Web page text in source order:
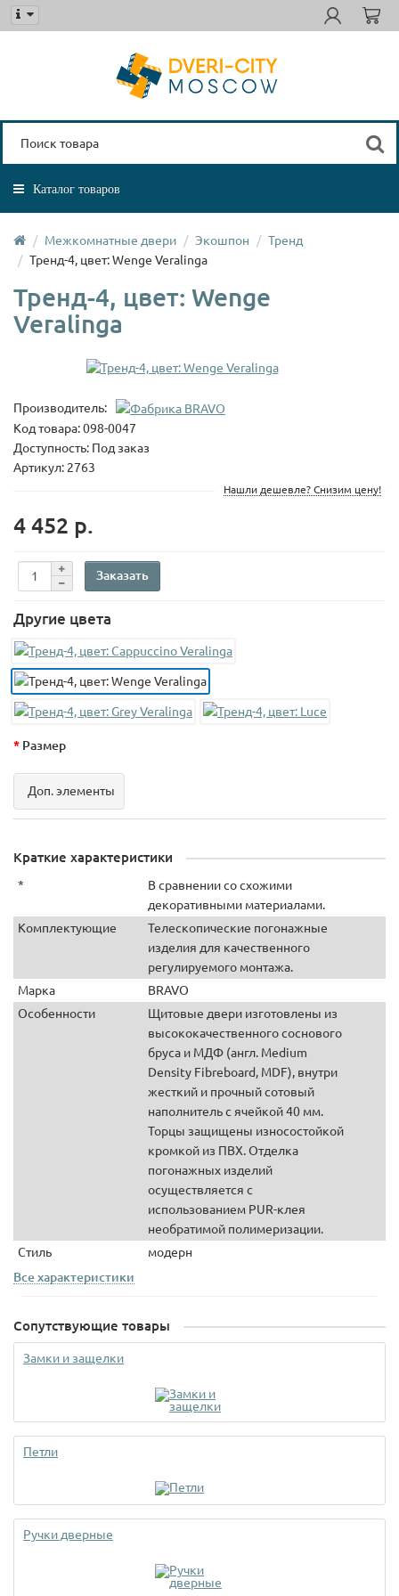
Каталог товаров
Межкомнатные двери Экошпон
Тренд
Тренд-4, цвет: Wenge Veralinga
Тренд-4, цвет: Wenge
Veralinga
Производитель:
Код товара:098-0047
Доступность: Под заказ
Артикул: 2763
Нашли дешевле? Снизим цену!
4 452 р.
Заказать
Другие цвета
Размер
Доп. элементы
Краткие характеристики
*
В сравнении со схожими
декоративными материалами.
Комплектующие
Телескопические погонажные
изделия для качественного
регулируемого монтажа.
Марка
BRAVO
Особенности
Щитовые двери изготовлены из
высококачественного соснового
бруса и МДФ (англ. Medium
Density Fibreboard, MDF), внутри
жесткий и прочный сотовый
наполнитель с ячейкой 40 мм.
Торцы защищены износостойкой
кромкой из ПВХ. Отделка
погонажных изделий
осуществляется с
использованием PUR-клея
необратимой полимеризации.
Стиль
модерн
Все характеристики
Сопутствующие товары
Замки и защелки
Петли
Ручки дверные